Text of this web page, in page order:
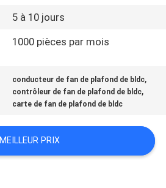
5 à 10 jours
1000 pièces par mois
conducteur de fan de plafond de bldc,
contrôleur de fan de plafond de bldc,
carte de fan de plafond de bldc
MEILLEUR PRIX